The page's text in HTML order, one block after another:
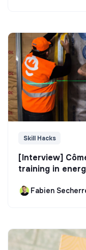
Skill Hacks
[Interview]
training in
Fabien